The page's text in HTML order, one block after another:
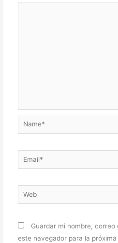
Name*
Email*
Web
Guardar mi nombre,
este navegador para la